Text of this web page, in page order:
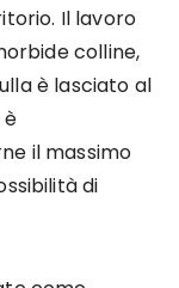
Il lavoro
colline,
è lasciato al
il massimo
di